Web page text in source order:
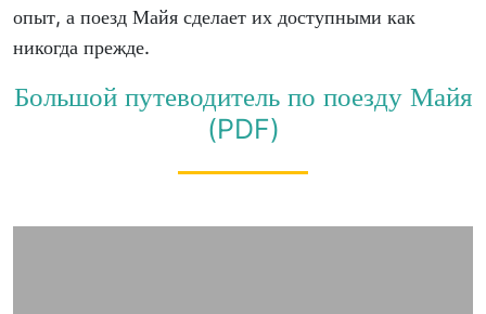
опыт, а поезд Майя сделает их доступными как
никогда прежде.
Большой путеводитель по поезду Майя
(PDF)